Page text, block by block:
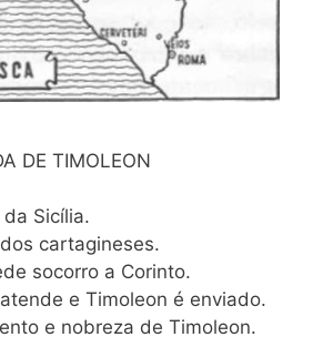
DE TIMOLEON
Sicília.
cartagineses.
socorro a Corinto.
e Timoleon é enviado.
e nobreza de Timoleon.